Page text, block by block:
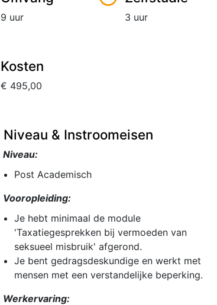
9 uur 3 uur
Kosten
€ 495,00
Niveau & Instroomeisen
Niveau:
Post Academisch
Vooropleiding:
Je hebt minimaal de module
'Taxatiegesprekken bij vermoeden van
seksueel misbruik' afgerond.
Je bent gedragsdeskundige en werkt met
mensen met een verstandelijke beperking.
Werkervaring: